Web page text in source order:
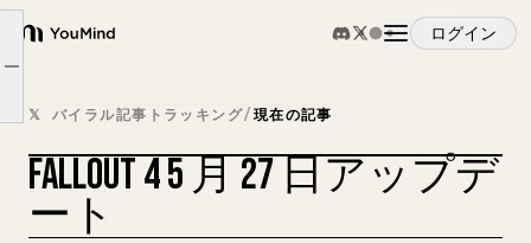
YouMind
ログイン
概要
ユースケース
𝕏 バイラル記事トラッキング/現在の記事
カバーをリミックス
FALLOUT 4 5 月 27 日アップデ
ート